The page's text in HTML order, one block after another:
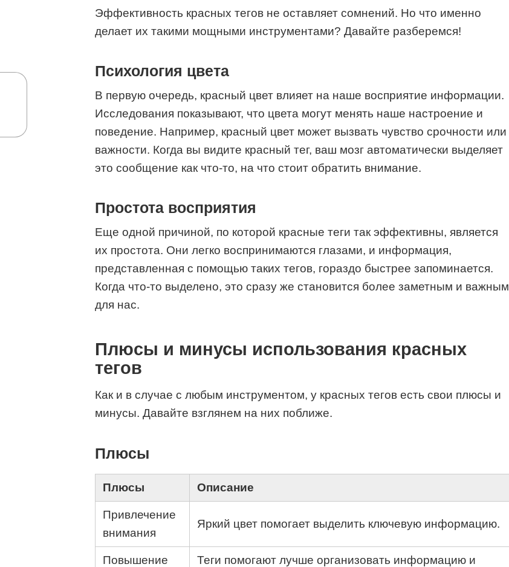
Эффективность красных тегов не оставляет сомнений. Но что именно
делает их такими мощными инструментами? Давайте разберемся!
Психология цвета
В первую очередь, красный цвет влияет на наше восприятие информации.
Исследования показывают, что цвета могут менять наше настроение и
поведение. Например, красный цвет может вызвать чувство срочности или
важности. Когда вы видите красный тег, ваш мозг автоматически выделяет
это сообщение как что-то, на что стоит обратить внимание.
Простота восприятия
Еще одной причиной, по которой красные теги так эффективны, является
их простота. Они легко воспринимаются глазами, и информация,
представленная с помощью таких тегов, гораздо быстрее запоминается.
Когда что-то выделено, это сразу же становится более заметным и важным
для нас.
Плюсы и минусы использования красных
тегов
Как и в случае с любым инструментом, у красных тегов есть свои плюсы и
минусы. Давайте взглянем на них поближе.
Плюсы
Плюсы Описание
Привлечение
внимания
Яркий цвет помогает выделить ключевую информацию.
Повышение
Теги помогают лучше организовать информацию и